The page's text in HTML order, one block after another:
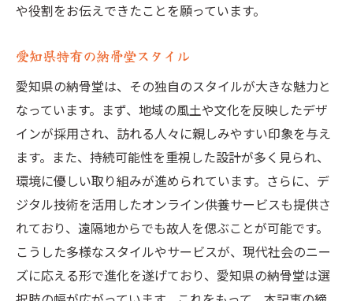
や役割をお伝えできたことを願っています。
愛知県特有の納骨堂スタイル
愛知県の納骨堂は、その独自のスタイルが大きな魅力と
なっています。まず、地域の風土や文化を反映したデザ
インが採用され、訪れる人々に親しみやすい印象を与え
ます。また、持続可能性を重視した設計が多く見られ、
環境に優しい取り組みが進められています。さらに、デ
ジタル技術を活用したオンライン供養サービスも提供さ
れており、遠隔地からでも故人を偲ぶことが可能です。
こうした多様なスタイルやサービスが、現代社会のニー
ズに応える形で進化を遂げており、愛知県の納骨堂は選